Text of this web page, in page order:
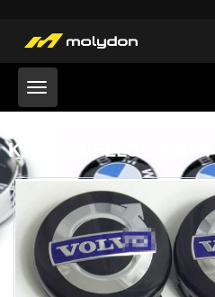
KAPA ZA FELGU 60MM
Home
KAPE I
KAPA ZA FELGU